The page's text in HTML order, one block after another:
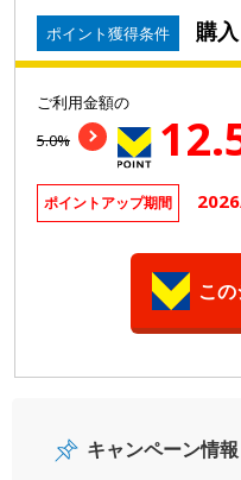
ポイント獲得条件 購入
ご利用金額の
5.0%
ポイントアップ期間
この
キャンペーン情報